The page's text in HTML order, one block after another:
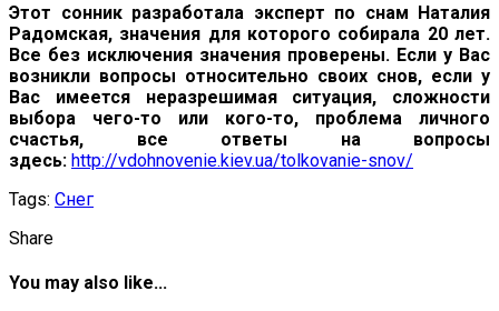
Этот сонник разработала эксперт по снам Наталия
Радомская, значения для которого собирала 20 лет.
Все без исключения значения проверены. Если у Вас
возникли вопросы относительно своих снов, если у
Вас имеется неразрешимая ситуация, сложности
выбора чего-то или кого-то, проблема личного
счастья, все ответы на вопросы
здесь: http://vdohnovenie.kiev.ua/tolkovanie-snov/
Tags: Снег
Share
You may also like...